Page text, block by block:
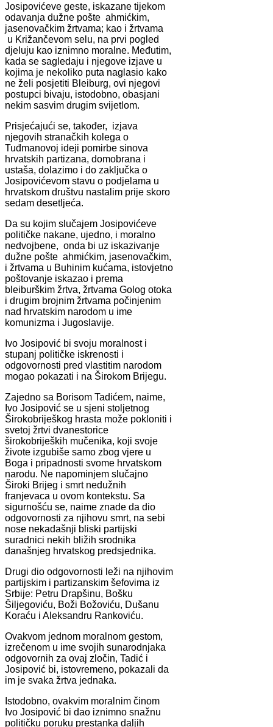
Josipovićeve geste, iskazane tijekom
odavanja dužne pošte ahmićkim,
jasenovačkim žrtvama; kao i žrtvama
u Križančevom selu, na prvi pogled
djeluju kao iznimno moralne. Međutim,
kada se sagledaju i njegove izjave u
kojima je nekoliko puta naglasio kako
ne želi posjetiti Bleiburg, ovi njegovi
postupci bivaju, istodobno, obasjani
nekim sasvim drugim svijetlom.
Prisjećajući se, također, izjava
njegovih stranačkih kolega o
Tuđmanovoj ideji pomirbe sinova
hrvatskih partizana, domobrana i
ustaša, dolazimo i do zaključka o
Josipovićevom stavu o podjelama u
hrvatskom društvu nastalim prije skoro
sedam desetljeća.
Da su kojim slučajem Josipovićeve
političke nakane, ujedno, i moralno
nedvojbene, onda bi uz iskazivanje
dužne pošte ahmićkim, jasenovačkim,
i žrtvama u Buhinim kućama, istovjetno
poštovanje iskazao i prema
bleiburškim žrtva, žrtvama Golog otoka
i drugim brojnim žrtvama počinjenim
nad hrvatskim narodom u ime
komunizma i Jugoslavije.
Ivo Josipović bi svoju moralnost i
stupanj političke iskrenosti i
odgovornosti pred vlastitim narodom
mogao pokazati i na Širokom Brijegu.
Zajedno sa Borisom Tadićem, naime,
Ivo Josipović se u sjeni stoljetnog
Širokobriješkog hrasta može pokloniti i
svetoj žrtvi dvanestorice
širokobrijeških mučenika, koji svoje
živote izgubiše samo zbog vjere u
Boga i pripadnosti svome hrvatskom
narodu. Ne napominjem slučajno
Široki Brijeg i smrt nedužnih
franjevaca u ovom kontekstu. Sa
sigurnošću se, naime znade da dio
odgovornosti za njihovu smrt, na sebi
nose nekadašnji bliski partijski
suradnici nekih bližih srodnika
današnjeg hrvatskog predsjednika.
Drugi dio odgovornosti leži na njihovim
partijskim i partizanskim šefovima iz
Srbije: Petru Drapšinu, Bošku
Šiljegoviću, Boži Božoviću, Dušanu
Koraću i Aleksandru Rankoviću.
Ovakvom jednom moralnom gestom,
izrečenom u ime svojih sunarodnjaka
odgovornih za ovaj zločin, Tadić i
Josipović bi, istovremeno, pokazali da
im je svaka žrtva jednaka.
Istodobno, ovakvim moralnim činom
Ivo Josipović bi dao iznimno snažnu
političku poruku prestanka daljih